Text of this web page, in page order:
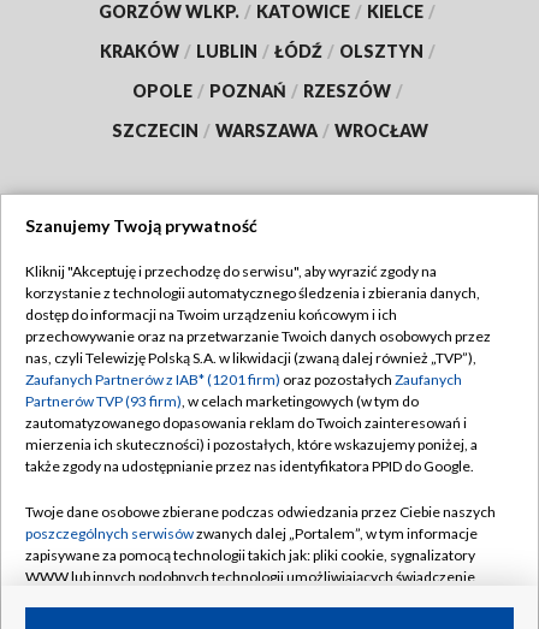
GORZÓW WLKP. / KATOWICE / KIELCE /
KRAKÓW / LUBLIN / ŁÓDŹ / OLSZTYN /
OPOLE / POZNAŃ / RZESZÓW /
SZCZECIN / WARSZAWA / WROCŁAW
TVP
Abonament TVP
Emisja w TVP
Centrum informacji TVP
Naziemna Telewizja Cyfrowa
Rada Programowa
System NOS
Informacje o nadawcy
Regulamin TVP
Polityka prywatności
Moje zgody
Pomoc
Kontakt
Kanały
Szanujemy Twoją prywatność
Kliknij "Akceptuję i przechodzę do serwisu", aby wyrazić zgody na
korzystanie z technologii automatycznego śledzenia i zbierania danych,
dostęp do informacji na Twoim urządzeniu końcowym i ich
przechowywanie oraz na przetwarzanie Twoich danych osobowych przez
nas, czyli Telewizję Polską S.A. w likwidacji (zwaną dalej również „TVP”),
Zaufanych Partnerów z IAB* (1201 firm) oraz pozostałych Zaufanych
Partnerów TVP (93 firm), w celach marketingowych (w tym do
zautomatyzowanego dopasowania reklam do Twoich zainteresowań i
mierzenia ich skuteczności) i pozostałych, które wskazujemy poniżej, a
także zgody na udostępnianie przez nas identyfikatora PPID do Google.
Twoje dane osobowe zbierane podczas odwiedzania przez Ciebie naszych
poszczególnych serwisówzwanych dalej „Portalem”, w tym informacje
zapisywane za pomocą technologii takich jak: pliki cookie, sygnalizatory
WWW lub innych podobnych technologii umożliwiających świadczenie